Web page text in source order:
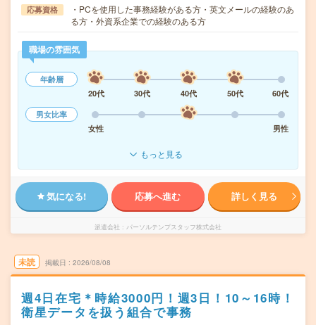
応募資格
・PCを使用した事務経験がある方・英文メールの経験のあ
る方・外資系企業での経験のある方
職場の雰囲気
年齢層
20代
30代 40代 50代
60代
男女比率
女性
男性
もっと見る
気になる! 応募へ進む 詳しく見る
派遣会社 パーソルテンプスタッフ株式会社
未読 掲載日 2026/08/08
週4日在宅＊時給3000円！週3日！10～16時！
衛星データを扱う組合で事務